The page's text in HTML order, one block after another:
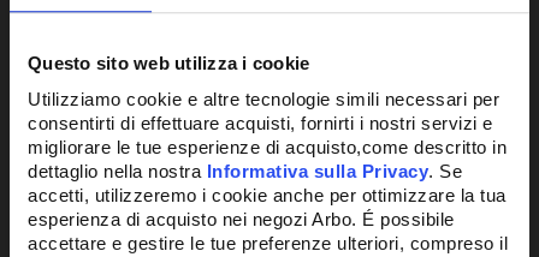
Questo sito web utilizza i cookie
Utilizziamo cookie e altre tecnologie simili necessari per
consentirti di effettuare acquisti, fornirti i nostri servizi e
migliorare le tue esperienze di acquisto,come descritto in
dettaglio nella nostra Informativa sulla Privacy. Se
accetti, utilizzeremo i cookie anche per ottimizzare la tua
esperienza di acquisto nei negozi Arbo. É possibile
accettare e gestire le tue preferenze ulteriori, compreso il
Potrebbe anche interessarti